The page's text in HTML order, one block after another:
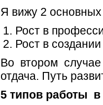
Я вижу 2 основных
Рост в
Рост в
Во втором
отдача. Путь
5 типов работы в